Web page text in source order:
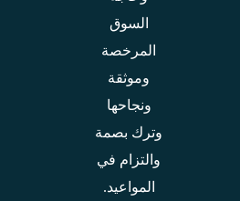
السوق
المرخصة
وموثقة
ونجاحها
وترك بصمة
والتزام في
المواعيد.